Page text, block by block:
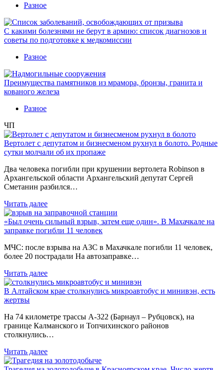
Разное
С какими болезнями не берут в армию: список диагнозов и
советы по подготовке к медкомиссии
Разное
Преимущества памятников из мрамора, бронзы, гранита и
кованого железа
Разное
ЧП
Вертолет с депутатом и бизнесменом рухнул в болото. Родные
сутки молчали об их пропаже
Два человека погибли при крушении вертолета Robinson в
Архангельской области Архангельский депутат Сергей
Сметанин разбился…
Читать далее
«Был очень сильный взрыв, затем еще один». В Махачкале на
заправке погибли 11 человек
МЧС: после взрыва на АЗС в Махачкале погибли 11 человек,
более 20 пострадали На автозаправке…
Читать далее
В Алтайском крае столкнулись микроавтобус и минивэн, есть
жертвы
На 74 километре трассы А-322 (Барнаул – Рубцовск), на
границе Калманского и Топчихинского районов
столкнулись…
Читать далее